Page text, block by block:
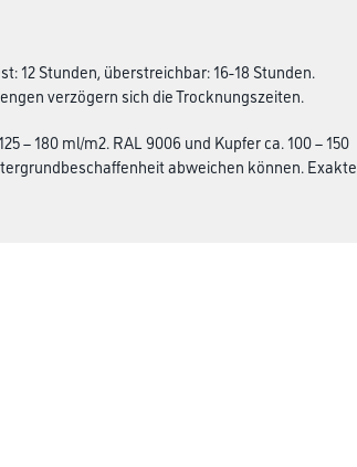
12 Stunden, überstreichbar: 16-18 Stunden.
verzögern sich die Trocknungszeiten.
– 180 ml/m2. RAL 9006 und Kupfer ca. 100 – 150
abweichen können. Exakte